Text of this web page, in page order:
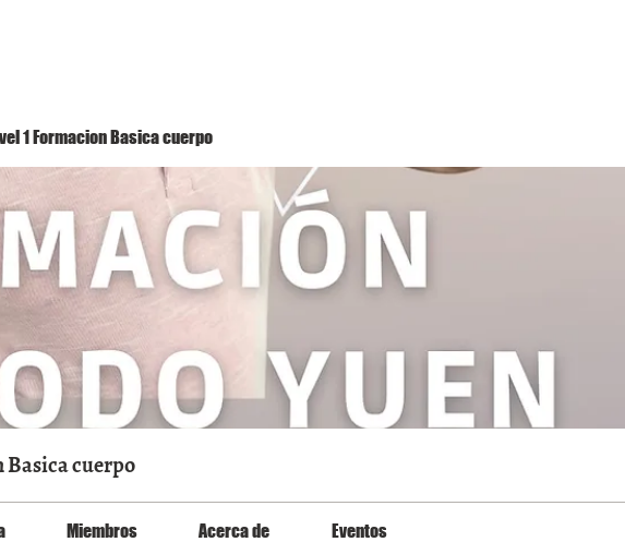
1 Formacion Basica cuerpo
Basica cuerpo
Miembros Acerca de Eventos